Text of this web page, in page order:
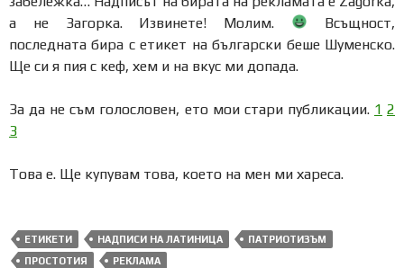
а не Загорка. Извинете! Молим.
Всъщност,
последната бира с етикет на български беше Шуменско.
Ще си я пия с кеф, хем и на вкус ми допада.
За да не съм голословен, ето мои стари публикации. 1 2
3
Това е. Ще купувам това, което на мен ми хареса.
ЕТИКЕТИ НАДПИСИ НА ЛАТИНИЦА
ПАТРИОТИЗЪМ
ПРОСТОТИЯ
РЕКЛАМА